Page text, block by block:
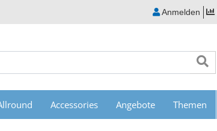
Anmelden
Accessories Angebote Themen